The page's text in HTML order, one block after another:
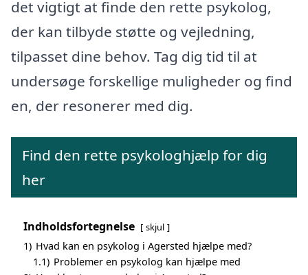
det vigtigt at finde den rette psykolog,
der kan tilbyde støtte og vejledning,
tilpasset dine behov. Tag dig tid til at
undersøge forskellige muligheder og find
en, der resonerer med dig.
Find den rette psykologhjælp for dig
her
Indholdsfortegnelse skjul
1) Hvad kan en psykolog i Agersted hjælpe med?
1.1) Problemer en psykolog kan hjælpe med